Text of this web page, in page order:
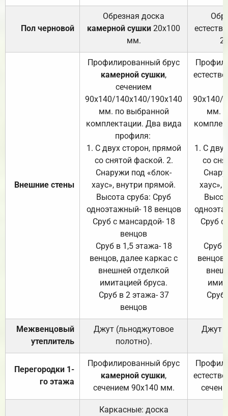
Пол черновой
Обрезная доска
камерной сушки 20х100
мм.
Внешние стены
Профилированный брус
камерной сушки,
сечением
90х140/140х140/190х140
мм. по выбранной
комплектации. Два вида
профиля:
1. С двух сторон, прямой
со снятой фаской. 2.
Снаружи под «блок-
хаус», внутри прямой.
Высота сруба: Сруб
одноэтажный- 18 венцов
Сруб с мансардой- 18
венцов
Сруб в 1,5 этажа- 18
венцов, далее каркас с
внешней отделкой
имитацией бруса.
Сруб в 2 этажа- 37
венцов
90х140/
мм.
1. С
со
хаус»,
Сруб с
Сруб
Сруб
Межвенцовый
утеплитель
Джут (льноджутовое
полотно).
Джут
Перегородки 1-
го этажа
Профилированный брус
камерной сушки,
сечением 90х140 мм.
Каркасные: доска